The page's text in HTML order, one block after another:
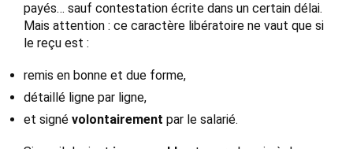
payés… sauf contestation écrite dans un certain délai.
Mais attention : ce caractère libératoire ne vaut que si
le reçu est :
remis en bonne et due forme,
détaillé ligne par ligne,
et signé volontairement par le salarié.